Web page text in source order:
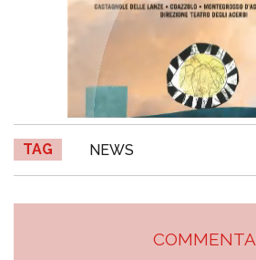
TAG NEWS
COMMENTA